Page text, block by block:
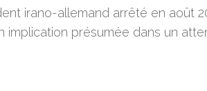
irano-allemand arrêté en août
implication présumée dans un